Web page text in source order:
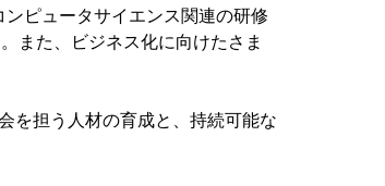
ピュータサイエンス関連の研修
また、ビジネス化に向けたさま
を担う人材の育成と、持続可能な